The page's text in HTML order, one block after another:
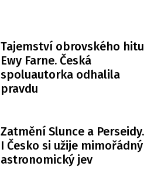
Tajemství obrovského hitu
Ewy Farne. Česká
spoluautorka odhalila
pravdu
Zatmění Slunce a Perseidy.
I Česko si užije mimořádný
astronomický jev